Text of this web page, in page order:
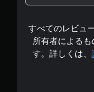
すべてのレビュ
所有者による
す。詳しくは、